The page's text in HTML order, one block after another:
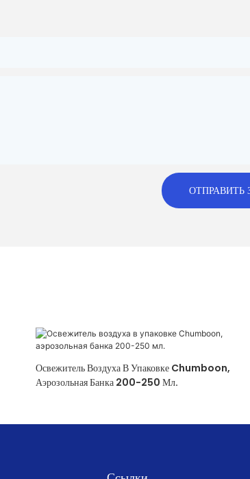
ОТПРАВИТЬ
Освежитель Воздуха В Упаковке Chumboon,
Аэрозольная Банка 200-250 Мл.